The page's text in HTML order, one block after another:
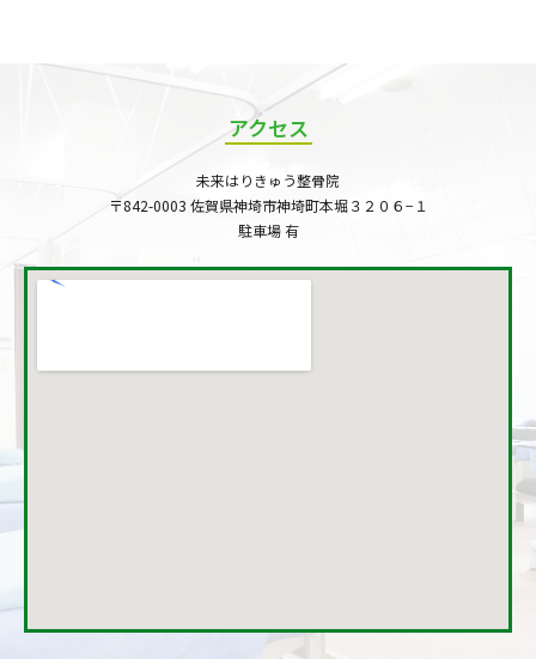
アクセス
未来はりきゅう整骨院
〒842-0003 佐賀県神埼市神埼町本堀３２０６−１
駐車場 有